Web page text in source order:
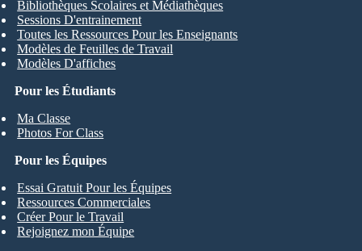
Pour les Étudiants
Ma Classe
Photos For Class
Bibliothèques Scolaires et Médiathèques
Sessions D'entrainement
Toutes les Ressources Pour les Enseignants
Modèles de Feuilles de Travail
Modèles D'affiches
Pour les Équipes
Essai Gratuit Pour les Équipes
Ressources Commerciales
Créer Pour le Travail
Rejoignez mon Équipe